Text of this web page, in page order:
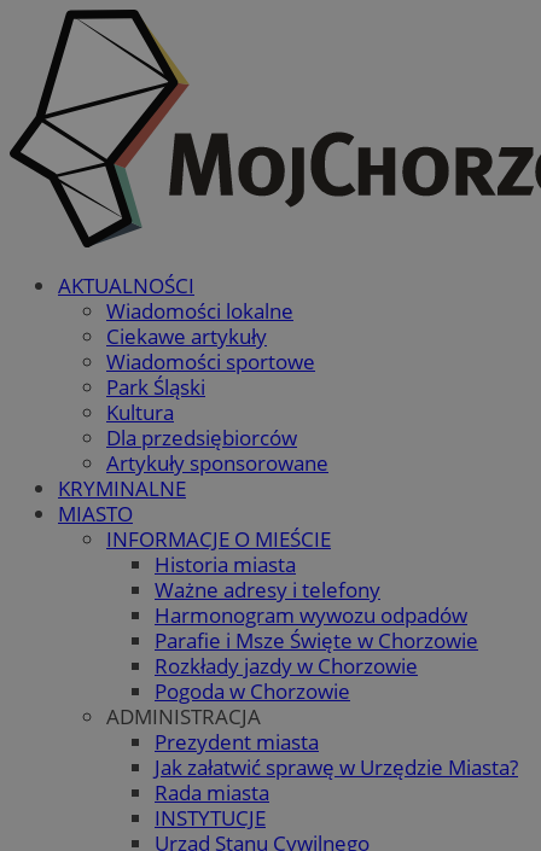
AKTUALNOŚCI
Wiadomości lokalne
Ciekawe artykuły
Wiadomości sportowe
Park Śląski
Kultura
Dla przedsiębiorców
Artykuły sponsorowane
KRYMINALNE
MIASTO
INFORMACJE O MIEŚCIE
Historia miasta
Ważne adresy i telefony
Harmonogram wywozu odpadów
Parafie i Msze Święte w Chorzowie
Rozkłady jazdy w Chorzowie
Pogoda w Chorzowie
ADMINISTRACJA
Prezydent miasta
Jak załatwić sprawę w Urzędzie Miasta?
Rada miasta
INSTYTUCJE
Urząd Stanu Cywilnego